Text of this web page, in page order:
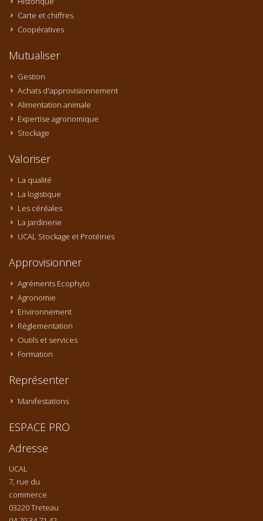
Carte et chiffres
Coopératives
Mutualiser
Gestion
Achats d'approvisionnement
Alimentation animale
Expertise agronomique
Stockage
Valoriser
La qualité
La logistique
Les céréales
La jardinerie
UCAL Stockage et Protéines
Approvisionner
Agréments Ecophyto
Agronomie
Environnement
Règlementation
Outils et services
Formation
Représenter
Manifestations
ESPACE PRO
Adresse
UCAL
7, rue du
commerce
03220 Treteau